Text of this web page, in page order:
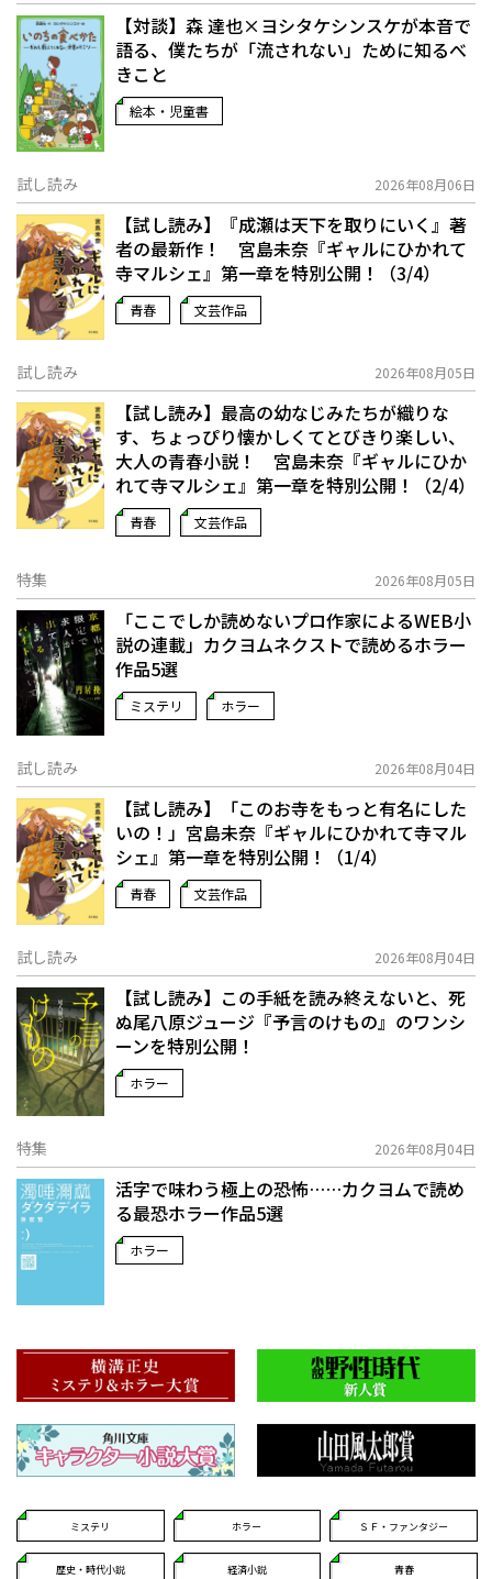
【対談】森 達也×ヨシタケシンスケが本音で
語る、僕たちが「流されない」ために知るべ
きこと
絵本・児童書
試し読み 2026年08月06日
【試し読み】『成瀬は天下を取りにいく』著
者の最新作！ 宮島未奈『ギャルにひかれて
寺マルシェ』第一章を特別公開！（3/4）
青春 文芸作品
試し読み 2026年08月05日
【試し読み】最高の幼なじみたちが織りな
す、ちょっぴり懐かしくてとびきり楽しい、
大人の青春小説！ 宮島未奈『ギャルにひか
れて寺マルシェ』第一章を特別公開！（2/4）
青春 文芸作品
特集 2026年08月05日
「ここでしか読めないプロ作家によるWEB小
説の連載」――カクヨムネクストで読めるホラー
作品5選
ミステリ ホラー
試し読み 2026年08月04日
【試し読み】「このお寺をもっと有名にした
いの！」宮島未奈『ギャルにひかれて寺マル
シェ』第一章を特別公開！（1/4）
青春 文芸作品
試し読み 2026年08月04日
【試し読み】この手紙を読み終えないと、死
ぬ――尾八原ジュージ『予言のけもの』のワンシ
ーンを特別公開！
ホラー
特集 2026年08月04日
活字で味わう極上の恐怖……カクヨムで読め
る最恐ホラー作品5選
ホラー
ミステリ ホラー ＳＦ・ファンタジー
歴史・時代小説 経済小説 青春